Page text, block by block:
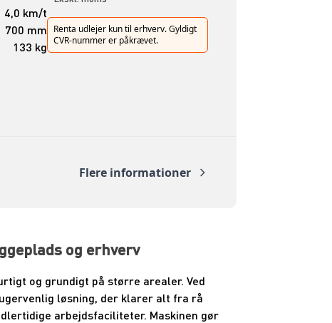
4,0 km/t
700 mm
133 kg
Renta udlejer kun til erhverv. Gyldigt
CVR-nummer er påkrævet.
Flere informationer
og erhverv
og grundigt på større arealer. Ved
løsning, der klarer alt fra rå
arbejdsfaciliteter. Maskinen gør